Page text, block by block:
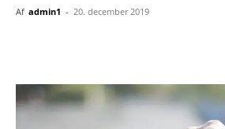
Af admin1 - 20. december 2019